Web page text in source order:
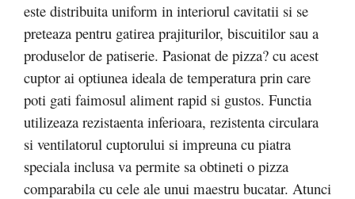
este distribuita uniform in interiorul cavitatii si se
preteaza pentru gatirea prajiturilor, biscuitilor sau a
produselor de patiserie. Pasionat de pizza? cu acest
cuptor ai optiunea ideala de temperatura prin care
poti gati faimosul aliment rapid si gustos. Functia
utilizeaza rezistaenta inferioara, rezistenta circulara
si ventilatorul cuptorului si impreuna cu piatra
speciala inclusa va permite sa obtineti o pizza
comparabila cu cele ale unui maestru bucatar. Atunci